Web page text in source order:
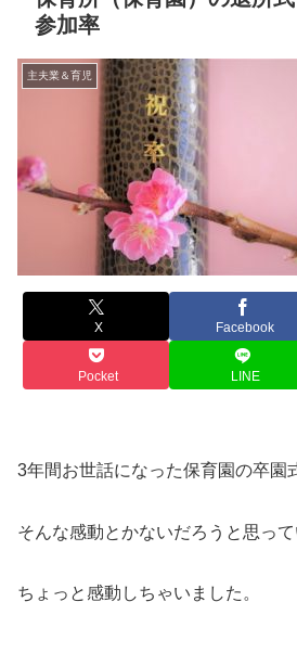
参加率
主夫業＆育児
X Facebook
Pocket LINE
3年間お世話になった保育園の卒園
そんな感動とかないだろうと思って
ちょっと感動しちゃいました。